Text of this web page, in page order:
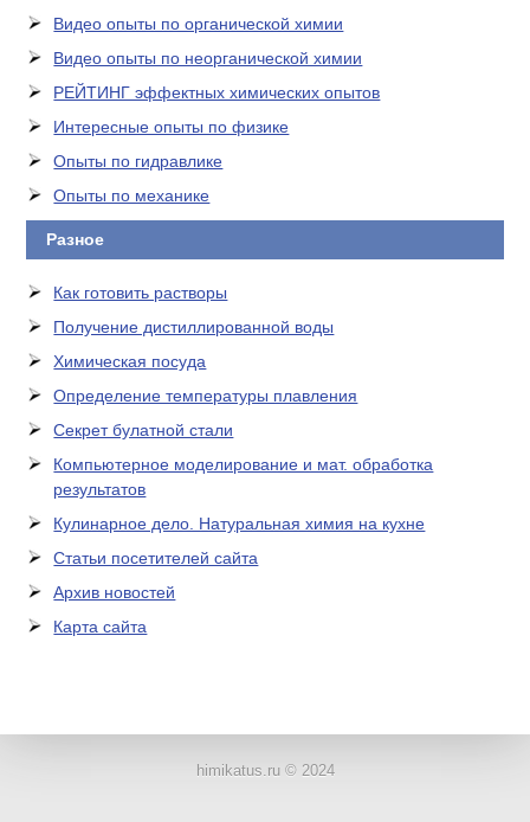
Видео опыты по органической химии
Видео опыты по неорганической химии
РЕЙТИНГ эффектных химических опытов
Интересные опыты по физике
Опыты по гидравлике
Опыты по механике
Разное
Как готовить растворы
Получение дистиллированной воды
Химическая посуда
Определение температуры плавления
Секрет булатной стали
Компьютерное моделирование и мат. обработка
результатов
Кулинарное дело. Натуральная химия на кухне
Статьи посетителей сайта
Архив новостей
Карта сайта
himikatus.ru © 2024